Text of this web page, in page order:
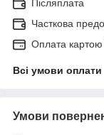
Післяплата
Часткова
Оплата
Всі умови оплати
Умови